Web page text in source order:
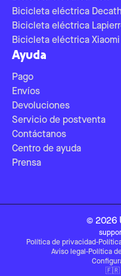
Bicicleta eléctrica
Bicicleta eléctrica
Bicicleta eléctrica Xiaomi
Ayuda
Pago
Envíos
Devoluciones
Servicio de postventa
Contáctanos
Centro de ayuda
Prensa
© 2026
Política de privacidad-
Aviso legal -Política
🇫🇷